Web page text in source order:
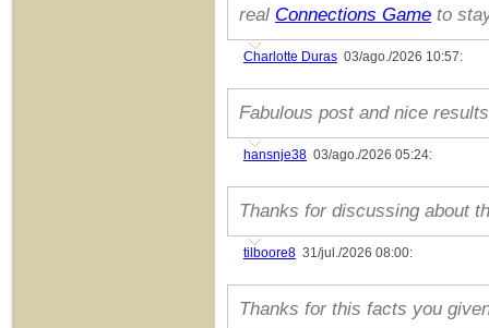
real Connections Game to
Charlotte Duras 03/ago./2026 10:57:
Fabulous post and nice
hansnje38 03/ago./2026 05:24:
Thanks for discussing about
tilboore8 31/jul./2026 08:00:
Thanks for this facts you